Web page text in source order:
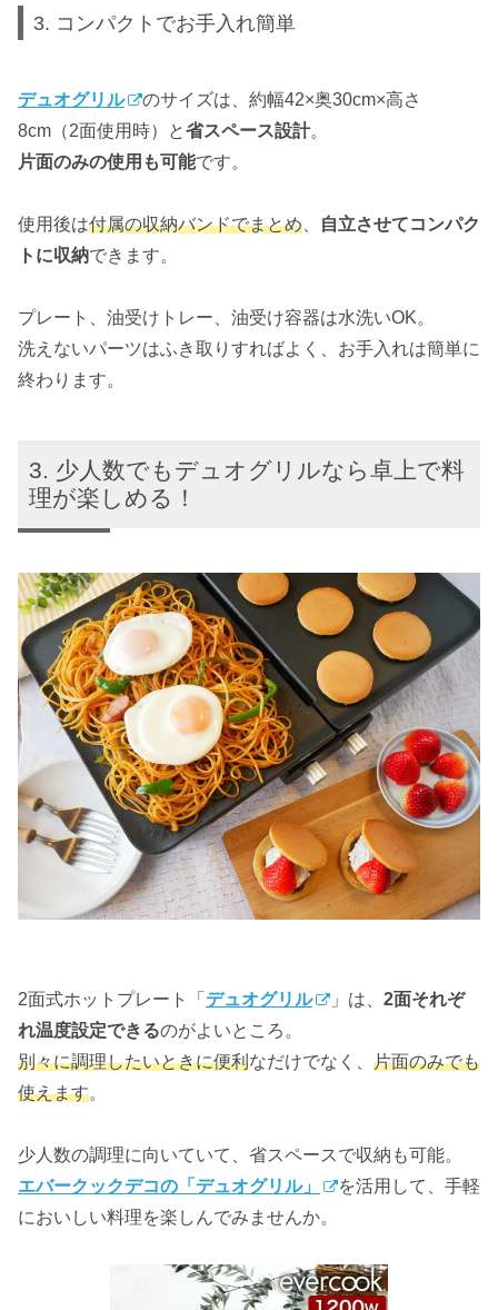
3. コンパクトでお手入れ簡単
デュオグリル
のサイズは、約幅42×奥30cm×高さ
8cm（2面使用時）と省スペース設計。
片面のみの使用も可能です。
使用後は付属の収納バンドでまとめ
自立させてコンパク
トに収納できます。
プレート、油受けトレー、油受け容器は水洗いOK。
洗えないパーツはふき取りすればよく、お手入れは簡単に
終わります。
少人数でもデュオグリルなら卓上で料
理が楽しめる！
2面式ホットプレート「 デュオグリル 」は、 2面それぞ
れ温度設定できるのがよいところ。
別々に調理したいときに便利なだけでなく、 片面のみでも
使えます。
少人数の調理に向いていて、省スペースで収納も可能。
エバークックデコの「デュオグリル」
を活用して、手軽
においしい料理を楽しんでみませんか。